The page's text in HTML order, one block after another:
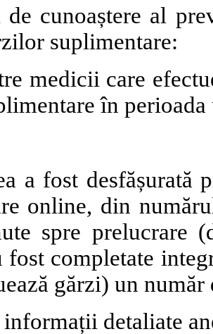
cunoaștere al
suplimentare:
medicii care
în perioada
a fost desfășurată
online, din
spre prelucrare
fost completate
gărzi) un
informații detaliate